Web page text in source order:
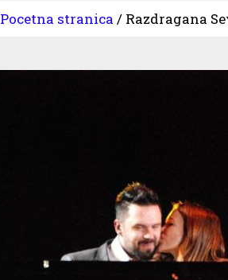
Pocetna stranica / Razdragana